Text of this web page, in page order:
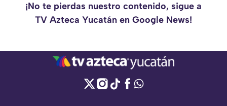
¡No te pierdas nuestro contenido, sigue a
TV Azteca Yucatán en Google News!